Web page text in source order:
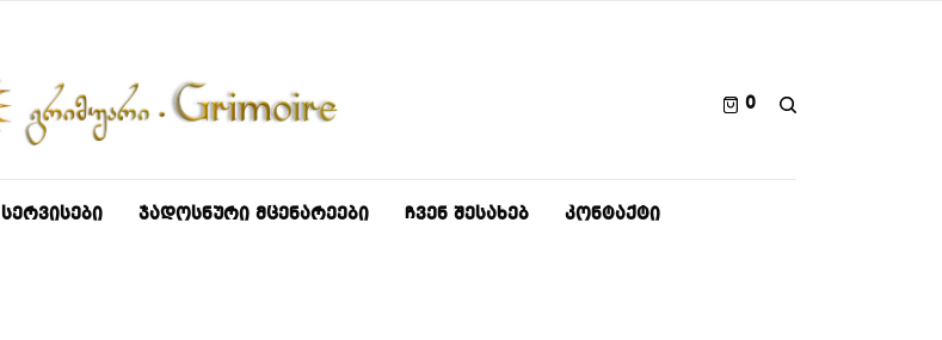
0
ᲡᲔᲠᲕᲘᲡᲔᲑᲘ ᲯᲐᲓᲝᲡᲜᲣᲠᲘ ᲛᲪᲔᲜᲐᲠᲔᲔᲑᲘ ᲩᲕᲔᲜ ᲨᲔᲡᲐᲮᲔᲑ ᲙᲝᲜᲢᲐᲥᲢᲘ